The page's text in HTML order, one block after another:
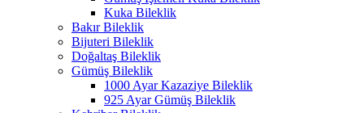
Kuka Bileklik
Bakır Bileklik
Bijuteri Bileklik
Doğaltaş Bileklik
Gümüş Bileklik
1000 Ayar Kazaziye Bileklik
925 Ayar Gümüş Bileklik